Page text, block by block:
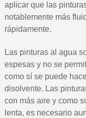
aplicar que las
notablemente más
rápidamente.
Las pinturas al agua
espesas y no se
como sí se puede
disolvente. Las
con más aire y como
lenta, es necesario